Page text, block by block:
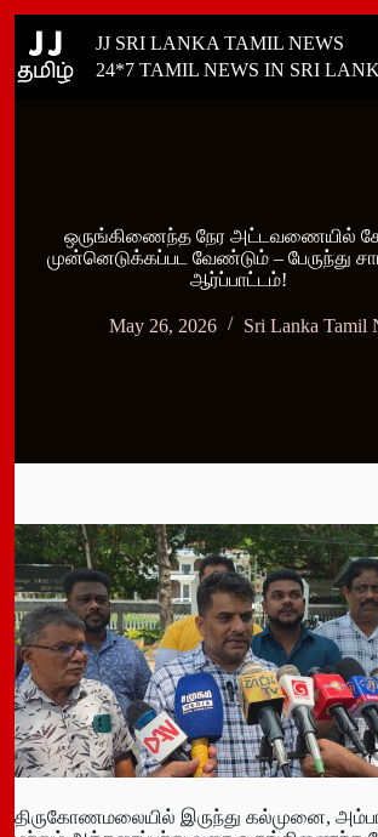
content
JJ SRI LANKA TAMIL NEWS
24*7 TAMIL NEWS IN SRI
ஒருங்கிணைந்த நேர அட்டவணையில்
முன்னெடுக்கப்பட வேண்டும் – பேருந்து
ஆர்ப்பாட்டம்!
May 26, 2026 Sri Lanka Tamil
திருகோணமலையில் இருந்து கல்முனை,